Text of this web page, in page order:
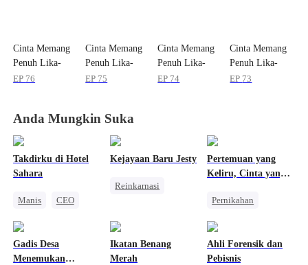
Cinta Memang
Penuh Lika-
Liku
EP 76
Cinta Memang
Penuh Lika-
Liku
EP 75
Cinta Memang
Penuh Lika-
Liku
EP 74
Cinta Memang
Penuh Lika-
Liku
EP 73
Anda Mungkin Suka
Takdirku di Hotel
Sahara
Manis
CEO
Kejayaan Baru Jesty
Reinkarnasi
Pembalasan
Pertemuan yang
Keliru, Cinta yang
Pernikahan
Gadis Desa
Menemukan
Ikatan Benang
Merah
Ahli Forensik dan
Pebisnis